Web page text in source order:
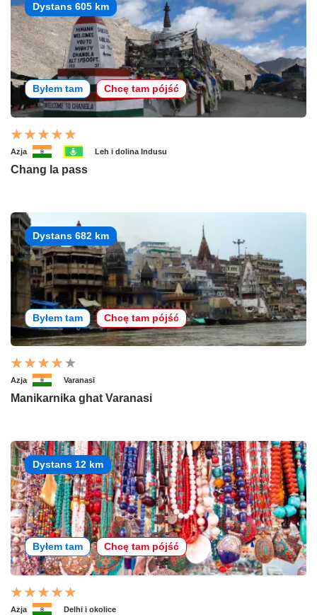
Dystans 605 km
Byłem tam Chcę tam pójść
Azja Leh i dolina Indusu
Chang la pass
Dystans 682 km
Byłem tam Chcę tam pójść
Azja Varanasi
Manikarnika ghat Varanasi
Dystans 12 km
Byłem tam Chcę tam pójść
Azja Delhi i okolice